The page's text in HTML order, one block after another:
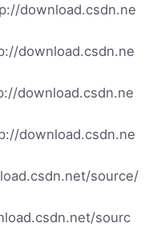
download.csdn.ne
download.csdn.ne
download.csdn.ne
download.csdn.ne
source/
sourc